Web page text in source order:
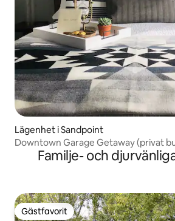
Lägenhet i Sandpoint
Downtown Garage Getaway (privat
Familje- och
Gästfavorit
Gästfavorit